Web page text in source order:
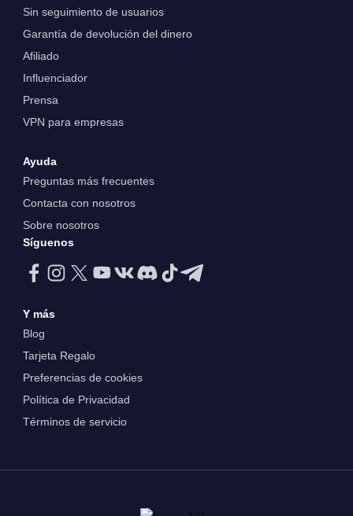
Sin seguimiento de usuarios
Garantía de devolución del dinero
Afiliado
Influenciador
Prensa
VPN para empresas
Ayuda
Preguntas más frecuentes
Contacta con nosotros
Sobre nosotros
Síguenos
Y más
Blog
Tarjeta Regalo
Preferencias de cookies
Política de Privacidad
Términos de servicio